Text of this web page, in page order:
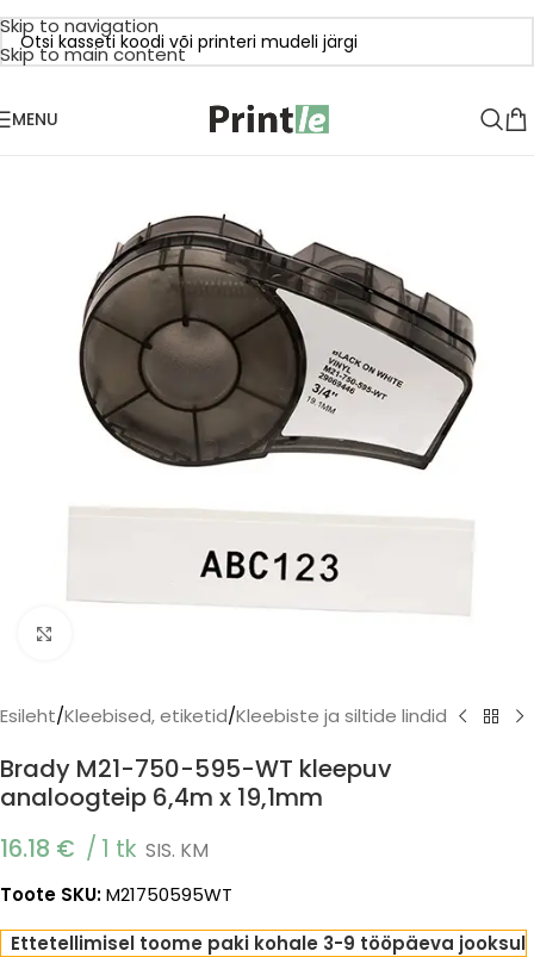
Skip to navigation
Skip to main content
MENU
Esileht/Kleebised, etiketid/Kleebiste ja siltide lindid
Brady M21-750-595-WT kleepuv
analoogteip 6,4m x 19,1mm
16.18 € 1 tk SIS. KM
Toote SKU:M21750595WT
Ettetellimisel toome paki kohale 3-9 tööpäeva jooksul